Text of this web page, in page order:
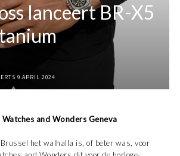
lanceert BR-X5
9 APRIL 2024
and Wonders Geneva
het walhalla is, of beter was, voor